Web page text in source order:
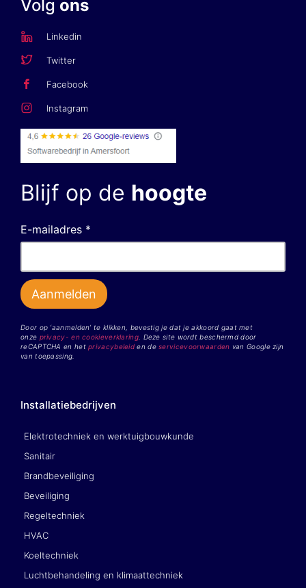
Volg ons
Linkedin
Twitter
Facebook
Instagram
Blijf op de hoogte
E-mailadres *
Door op ‘aanmelden’ te klikken, bevestig je dat je akkoord gaat met
onze privacy- en cookieverklaring. Deze site wordt beschermd door
reCAPTCHA en hetprivacybeleid en deservicevoorwaarden van Google zijn
van toepassing.
Installatiebedrijven
Elektrotechniek en werktuigbouwkunde
Sanitair
Brandbeveiliging
Beveiliging
Regeltechniek
HVAC
Koeltechniek
Luchtbehandeling en klimaattechniek